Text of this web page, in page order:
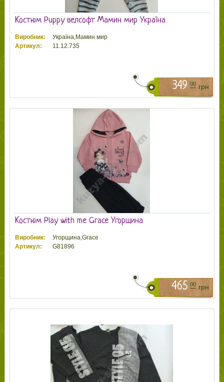
Костюм Puppy велсофт Мамин мир Україна
Виробник:
Україна,Мамин мир
Артикул:
11.12.735
349 00 грн
Костюм Play with me Grace Угорщина
Виробник:
Угорщина,Grace
Артикул:
G81896
465 00 грн